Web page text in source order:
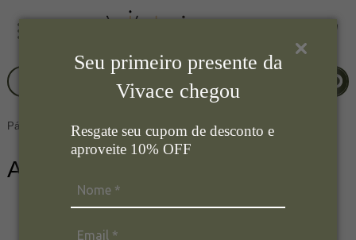
Seu primeiro presente da
Vivace chegou
Resgate seu cupom de desconto e
aproveite 10% OFF
Página Inicial Mesa Posta Açucareiro
Açucareiro